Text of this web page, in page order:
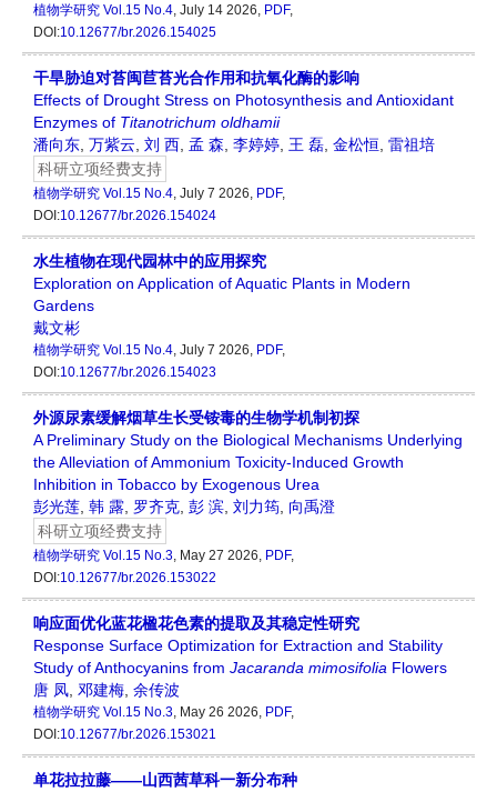
植物学研究 Vol.15 No.4, July 14 2026, PDF,
DOI:10.12677/br.2026.154025
干旱胁迫对苔闽苣苔光合作用和抗氧化酶的影响
Effects of Drought Stress on Photosynthesis and Antioxidant
Enzymes of Titanotrichum oldhamii
潘向东 万紫云 刘 西 孟 森 李婷婷 王 磊 金松恒 雷祖培
科研立项经费支持
植物学研究 Vol.15 No.4, July 7 2026, PDF,
DOI:10.12677/br.2026.154024
水生植物在现代园林中的应用探究
Exploration on Application of Aquatic Plants in Modern
Gardens
戴文彬
植物学研究 Vol.15 No.4, July 7 2026, PDF,
DOI:10.12677/br.2026.154023
外源尿素缓解烟草生长受铵毒的生物学机制初探
A Preliminary Study on the Biological Mechanisms Underlying
the Alleviation of Ammonium Toxicity-Induced Growth
Inhibition in Tobacco by Exogenous Urea
彭光莲 韩 露 罗齐克 彭 滨 刘力筠 向禹澄
科研立项经费支持
植物学研究 Vol.15 No.3, May 27 2026, PDF,
DOI:10.12677/br.2026.153022
响应面优化蓝花楹花色素的提取及其稳定性研究
Response Surface Optimization for Extraction and Stability
Study of Anthocyanins from Jacaranda mimosifolia Flowers
唐 凤 邓建梅 余传波
植物学研究 Vol.15 No.3, May 26 2026, PDF,
DOI:10.12677/br.2026.153021
单花拉拉藤——山西茜草科一新分布种